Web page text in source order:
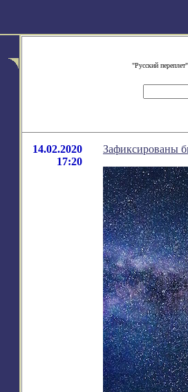
"Русский
14.02.2020
17:20
Зафиксированы